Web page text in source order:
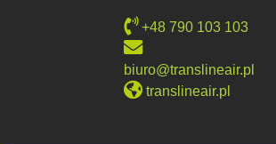
+48 790 103 103
biuro@translineair.pl
translineair.pl